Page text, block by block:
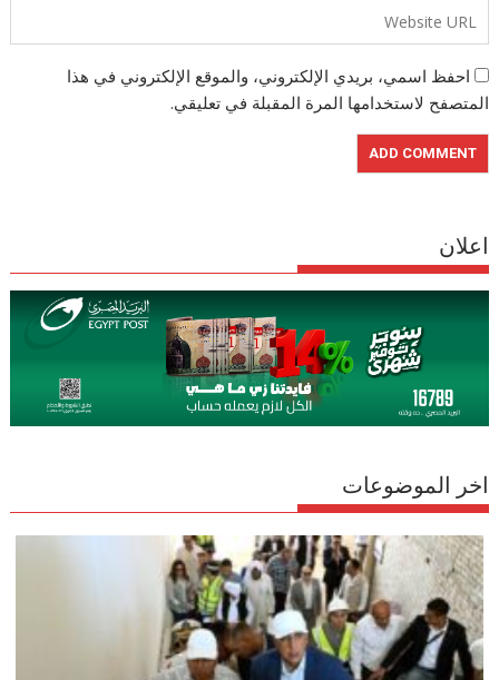
احفظ اسمي، بريدي الإلكتروني، والموقع الإلكتروني في هذا
المتصفح لاستخدامها المرة المقبلة في تعليقي.
اعلان
اخر الموضوعات